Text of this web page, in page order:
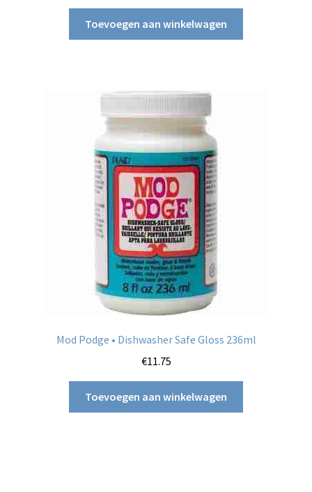
Toevoegen aan winkelwagen
Mod Podge • Dishwasher Safe Gloss 236ml
€11.75
Toevoegen aan winkelwagen